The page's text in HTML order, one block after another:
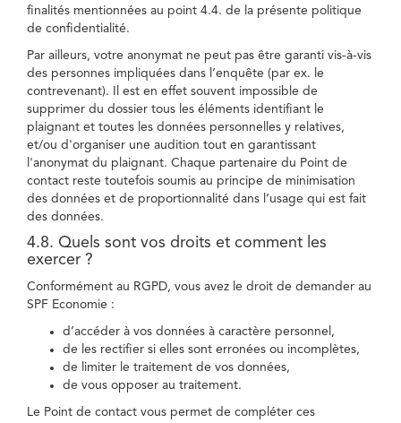
finalités mentionnées au point 4.4. de la présente politique
de confidentialité.
Par ailleurs, votre anonymat ne peut pas être garanti vis-à-vis
des personnes impliquées dans l’enquête (par ex. le
contrevenant). Il est en effet souvent impossible de
supprimer du dossier tous les éléments identifiant le
plaignant et toutes les données personnelles y relatives,
et/ou d'organiser une audition tout en garantissant
l'anonymat du plaignant. Chaque partenaire du Point de
contact reste toutefois soumis au principe de minimisation
des données et de proportionnalité dans l’usage qui est fait
des données.
4.8. Quels sont vos droits et comment les
exercer ?
Conformément au RGPD, vous avez le droit de demander au
SPF Economie :
d’accéder à vos données à caractère personnel,
de les rectifier si elles sont erronées ou incomplètes,
de limiter le traitement de vos données,
de vous opposer au traitement.
Le Point de contact vous permet de compléter ces